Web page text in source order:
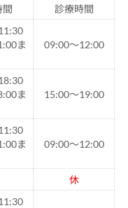
間 診療時間
ま
09:00～12:00
ま
15:00～19:00
ま
09:00～12:00
休